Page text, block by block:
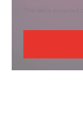
This site is protected